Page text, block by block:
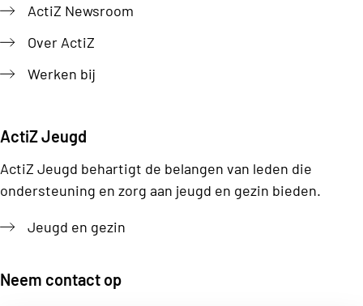
ActiZ Newsroom
Over ActiZ
Werken bij
ActiZ Jeugd
ActiZ Jeugd behartigt de belangen van leden die
ondersteuning en zorg aan jeugd en gezin bieden.
Jeugd en gezin
Neem contact op